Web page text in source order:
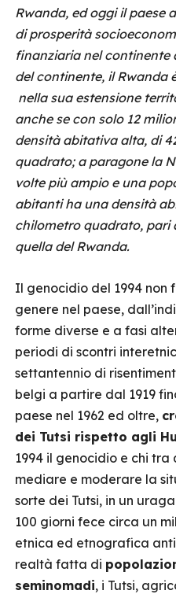
Rwanda, ed oggi il paese
di prosperità
finanziaria nel continente
del continente, il Rwanda
nella sua estensione
anche se con solo 12
densità abitativa alta, di
quadrato; a paragone la
volte più ampio e una
abitanti ha una densità
chilometro quadrato, pari
quella del Rwanda.
Il genocidio del 1994 non
genere nel paese,
forme diverse e a fasi
periodi di scontri
settantennio di
belgi a partire dal 1919
paese nel 1962 ed oltre,
dei Tutsi rispetto agli
1994 il genocidio e chi tra
mediare e moderare la
sorte dei Tutsi, in un
100 giorni fece circa un
etnica ed etnografica
realtà fatta di
seminomadi, i Tutsi,